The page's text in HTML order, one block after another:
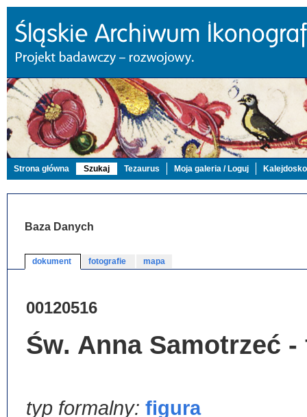
Strona główna Szukaj Tezaurus Moja galeria / Loguj
Baza Danych
dokument fotografie mapa
00120516
Św. Anna Samotrzeć
typ formalny: figura